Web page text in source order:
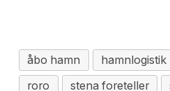
åbo hamn hamnlogistik
roro
stena foreteller